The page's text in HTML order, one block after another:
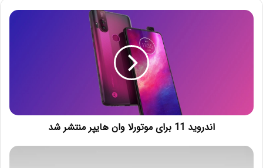
اندروید 11 برای موتورلا وان هایپر منتشر شد